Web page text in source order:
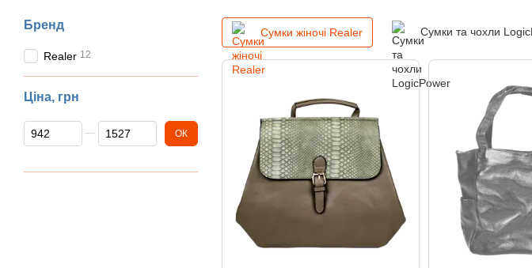
Сумки жіночі Realer Сумки та чохли
Бренд
Realer 12
Ціна, грн
Від Ціна, грн
До Ціна, грн ОК